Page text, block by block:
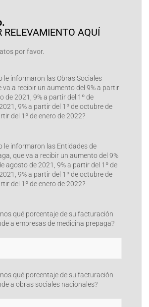
RELEVAMIENTO AQUÍ
por favor.
le informaron las Obras Sociales
va a recibir un aumento del 9% a partir
de 2021, 9% a partir del 1º de
9% a partir del 1º de octubre de
del 1º de enero de 2022?
le informaron las Entidades de
que va a recibir un aumento del 9%
agosto de 2021, 9% a partir del 1º de
9% a partir del 1º de octubre de
del 1º de enero de 2022?
qué porcentaje de su facturación
a empresas de medicina prepaga?
qué porcentaje de su facturación
a obras sociales nacionales?